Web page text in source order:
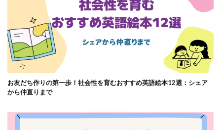
お友だち作りの第一歩！社会性を育むおすすめ英語絵本12選：シェア
から仲直りまで